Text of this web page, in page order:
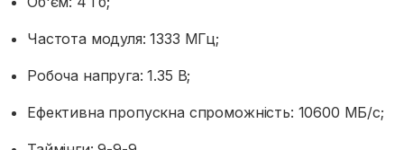
Частота модуля: 1333 МГц;
Робоча напруга: 1.35 В;
Ефективна пропускна спроможність: 10600 МБ/с;